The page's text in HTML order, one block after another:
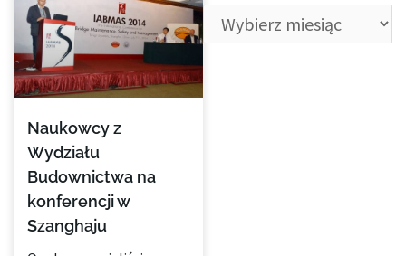
Naukowcy z
Wydziału
Budownictwa na
konferencji w
Szanghaju